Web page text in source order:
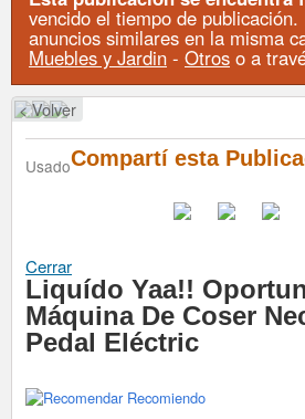
vencido el tiempo de
anuncios similares en la misma
Muebles y Jardin - Otros o a
< Volver
UsadoCompartí esta
Cerrar
Liquído Yaa!!
Máquina De Coser
Pedal Eléctric
Recomiendo